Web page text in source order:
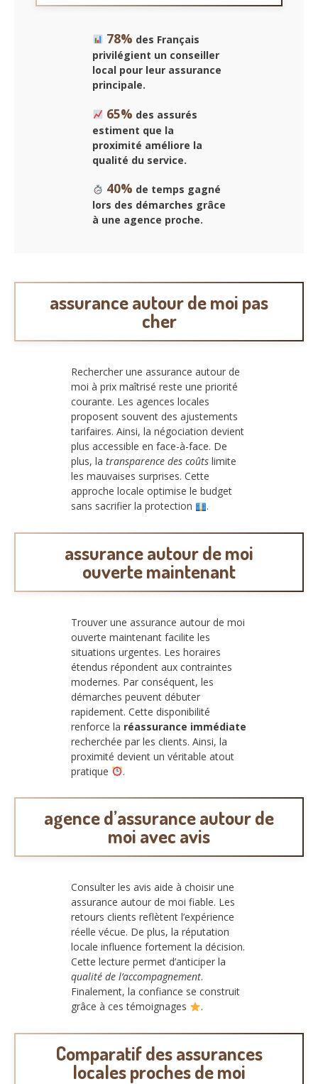
78% des Français
privilégient un conseiller
local pour leur assurance
principale.
65% des assurés
estiment que la
proximité améliore la
qualité du service.
40% de temps gagné
lors des démarches grâce
à une agence proche.
assurance autour de moi pas
cher
Rechercher une assurance autour de
moi à prix maîtrisé reste une priorité
courante. Les agences locales
proposent souvent des ajustements
tarifaires. Ainsi, la négociation devient
plus accessible en face-à-face. De
plus, la transparence des coûts limite
les mauvaises surprises. Cette
approche locale optimise le budget
sans sacrifier la protection
.
assurance autour de moi
ouverte maintenant
Trouver une assurance autour de moi
ouverte maintenant facilite les
situations urgentes. Les horaires
étendus répondent aux contraintes
modernes. Par conséquent, les
démarches peuvent débuter
rapidement. Cette disponibilité
renforce la réassurance immédiate
recherchée par les clients. Ainsi, la
proximité devient un véritable atout
pratique
.
agence d’assurance autour de
moi avec avis
Consulter les avis aide à choisir une
assurance autour de moi fiable. Les
retours clients reflètent l’expérience
réelle vécue. De plus, la réputation
locale influence fortement la décision.
Cette lecture permet d’anticiper la
qualité de l’accompagnement.
Finalement, la confiance se construit
grâce à ces témoignages
.
Comparatif des assurances
locales proches de moi